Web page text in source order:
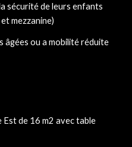
sécurité de leurs enfants
mezzanine)
âgées ou a mobilité réduite
de 16 m2 avec table